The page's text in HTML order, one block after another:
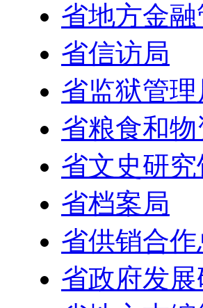
省地方金融
省信访局
省监狱管理
省粮食和
省文史研究
省档案局
省供销合作
省政府发